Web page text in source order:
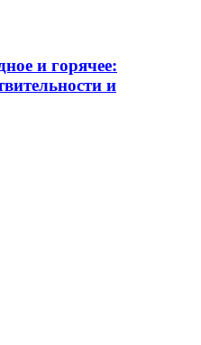
и горячее:
и